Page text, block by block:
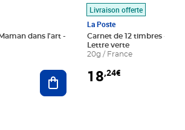
dans l'art -
Ajouter au panier
Livraison offerte
La Poste
Carnet de 12 timbres - Le
Lettre verte
20g / France
18,24€